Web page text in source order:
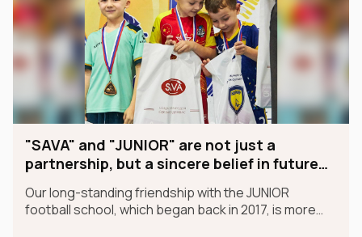
"SAVA" and "JUNIOR" are not just a
partnership, but a sincere belief in future
Our long-standing friendship with the JUNIOR
football school, which began back in 2017, is more